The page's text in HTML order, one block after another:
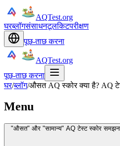
AQTest.org
घरब्लॉगसंसाधनटूलकिटपरीक्षण
पूछ-ताछ करना
AQTest.org
पूछ-ताछ करना
घर/ब्लॉग/औसत AQ स्कोर क्या है? AQ
Menu
"औसत" और "सामान्य" AQ टेस्ट स्कोर